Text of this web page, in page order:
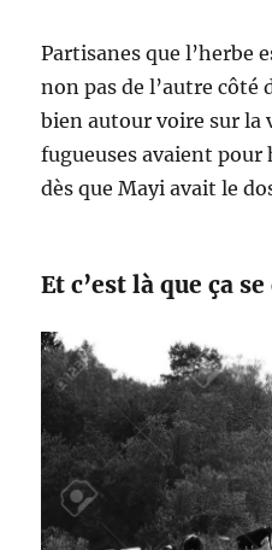
Partisanes que l’herbe
non pas de l’autre côté
bien autour voire sur la
fugueuses avaient pour
dès que Mayi avait le
Et c’est là que ça